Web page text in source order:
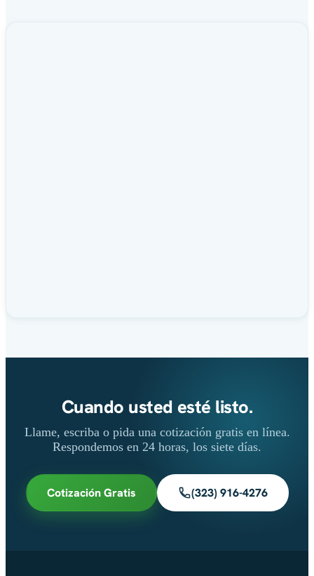
Cuando usted esté listo.
Llame, escriba o pida una cotización gratis en línea.
Respondemos en 24 horas, los siete días.
Cotización Gratis (323) 916-4276